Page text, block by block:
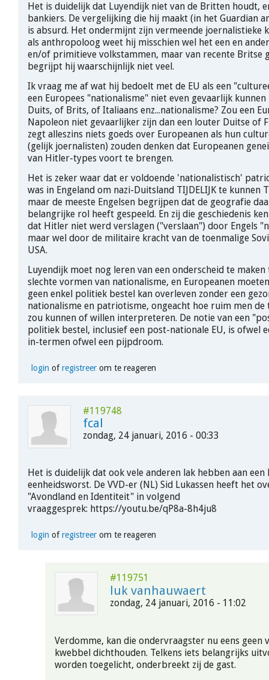
Het is duidelijk dat Luyendijk niet van de Britten houdt,
bankiers. De vergelijking die hij maakt (in het Guardian
is absurd. Het ondermijnt zijn vermeende joernalistieke
als anthropoloog weet hij misschien wel het een en
en/of primitieve volkstammen, maar van recente Britse
begrijpt hij waarschijnlijk niet veel.
Ik vraag me af wat hij bedoelt met de EU als een
een Europees "nationalisme" niet even gevaarlijk kunnen
Duits, of Brits, of Italiaans enz...nationalisme? Zou een
Napoleon niet gevaarlijker zijn dan een louter Duitse of
zegt alleszins niets goeds over Europeanen als hun
(gelijk joernalisten) zouden denken dat Europeanen
van Hitler-types voort te brengen.
Het is zeker waar dat er voldoende 'nationalistisch'
was in Engeland om nazi-Duitsland TIJDELIJK te kunnen
maar de meeste Engelsen begrijpen dat de geografie
belangrijke rol heeft gespeeld. En zij die geschiedenis
dat Hitler niet werd verslagen ("verslaan") door Engels
maar wel door de militaire kracht van de toenmalige
USA.
Luyendijk moet nog leren van een onderscheid te maken
slechte vormen van nationalisme, en Europeanen
geen enkel politiek bestel kan overleven zonder een
nationalisme en patriotisme, ongeacht hoe ruim men
zou kunnen of willen interpreteren. De notie van een
politiek bestel, inclusief een post-nationale EU, is ofwel
in-termen ofwel een pijpdroom.
login ofregistreerom te reageren
#119748
fcal
zondag, 24 januari, 2016 - 00:33
Het is duidelijk dat ook vele anderen lak hebben aan een
eenheidsworst. De VVD-er (NL) Sid Lukassen heeft het
"Avondland en Identiteit" in volgend
vraaggesprek: https://youtu.be/qP8a-8h4ju8
login ofregistreerom te reageren
#119751
luk vanhauwaert
zondag, 24 januari, 2016 - 11:02
Verdomme, kan die ondervraagster nu eens geen
kwebbel dichthouden. Telkens iets belangrijks
worden toegelicht, onderbreekt zij de gast.